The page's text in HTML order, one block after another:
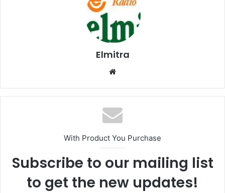
Elmitra
Website
With Product You Purchase
Subscribe to our mailing list
to get the new updates!